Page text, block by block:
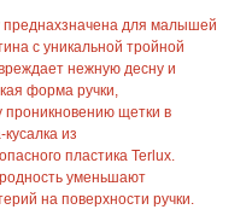
преднахзначена для малышей
с уникальной тройной
нежную десну и
форма ручки,
проникновению щетки в
из
пластика Terlux.
уменьшают
на поверхности ручки.